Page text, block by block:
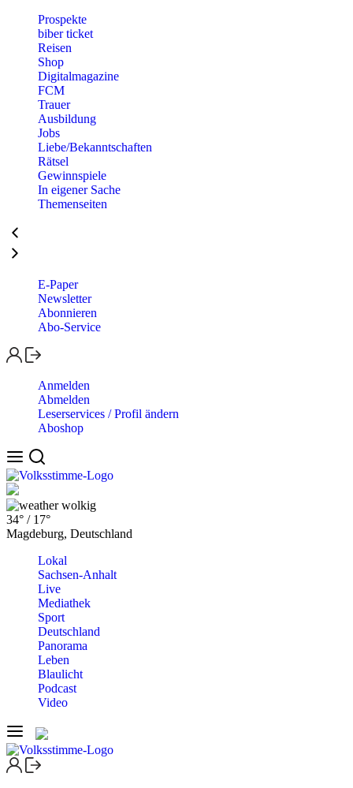
Prospekte
biber ticket
Reisen
Shop
Digitalmagazine
FCM
Trauer
Ausbildung
Jobs
Liebe/Bekanntschaften
Rätsel
Gewinnspiele
In eigener Sache
Themenseiten
E-Paper
Newsletter
Abonnieren
Abo-Service
Anmelden
Abmelden
Leserservices / Profil ändern
Aboshop
wolkig
34° / 17°
Magdeburg, Deutschland
Lokal
Sachsen-Anhalt
Live
Mediathek
Sport
Deutschland
Panorama
Leben
Blaulicht
Podcast
Video